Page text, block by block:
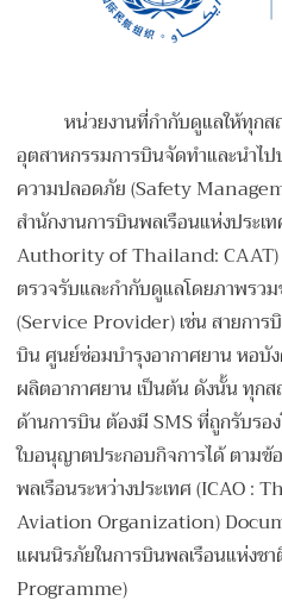
หน่วยงานที่กำกับดูแลให้ทุกสถ
อุตสาหกรรมการบินจัดทำและนำไ
ความปลอดภัย (Safety
สำนักงานการบินพลเรือนแห่งประ
Authority of Thailand: CAAT)
ตรวจรับและกำกับดูแลโดยภาพรว
(Service Provider) เช่น สายกา
บิน ศูนย์ซ่อมบำรุงอากาศยาน หอ
ผลิตอากาศยาน เป็นต้น ดังนั้น ทุกส
ด้านการบิน ต้องมี SMS ที่ถูกรับรอ
ใบอนุญาตประกอบกิจการได้ ตามข้
พลเรือนระหว่างประเทศ (ICAO
Aviation Organization)
แผนนิรภัยในการบินพลเรือนแห่งช
Programme)